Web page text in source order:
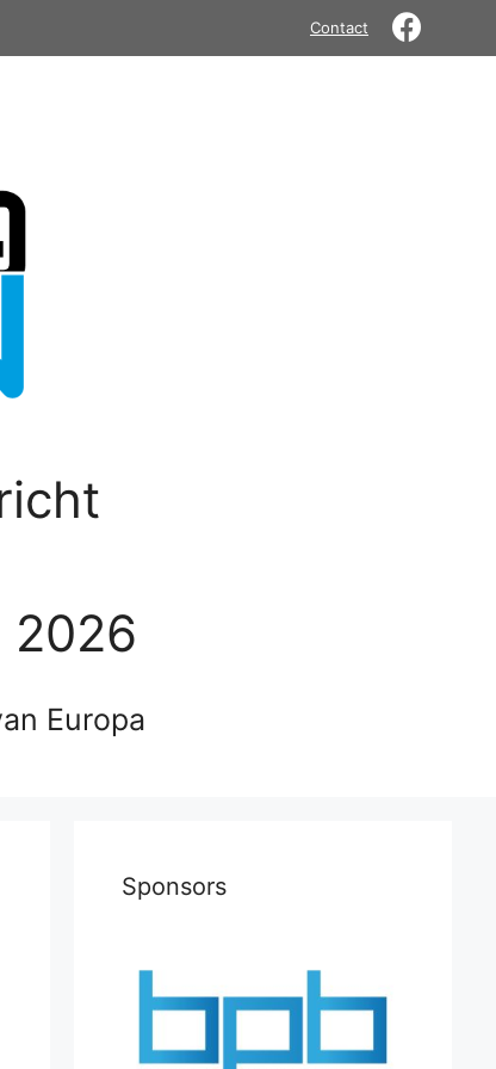
Contact
2026
Europa
Sponsors